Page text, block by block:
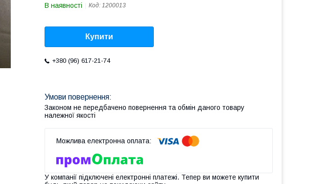
В наявності Код: 1200013
Купити
+380 (96) 617-21-74
Законом не передбачено повернення та обмін даного товару
належної якості
У компанії підключені електронні платежі. Тепер ви можете купити